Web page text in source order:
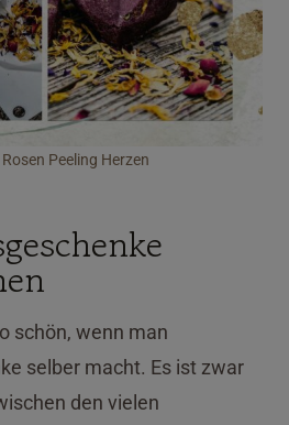
Peeling Herzen
schön, wenn man
selber macht. Es ist zwar
den vielen